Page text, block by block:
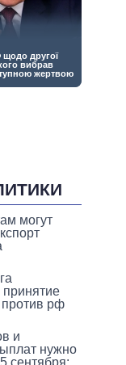
могут
принятие
против рф
и
нужно